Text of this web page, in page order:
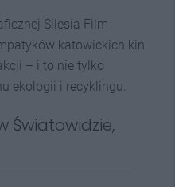
Silesia Film
katowickich kin
– i to nie tylko
ekologii i recyklingu.
Światowidzie,